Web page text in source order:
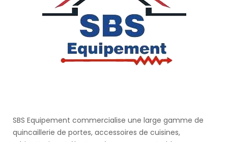
SBS Equipement commercialise une large gamme de
quincaillerie de portes, accessoires de cuisines,